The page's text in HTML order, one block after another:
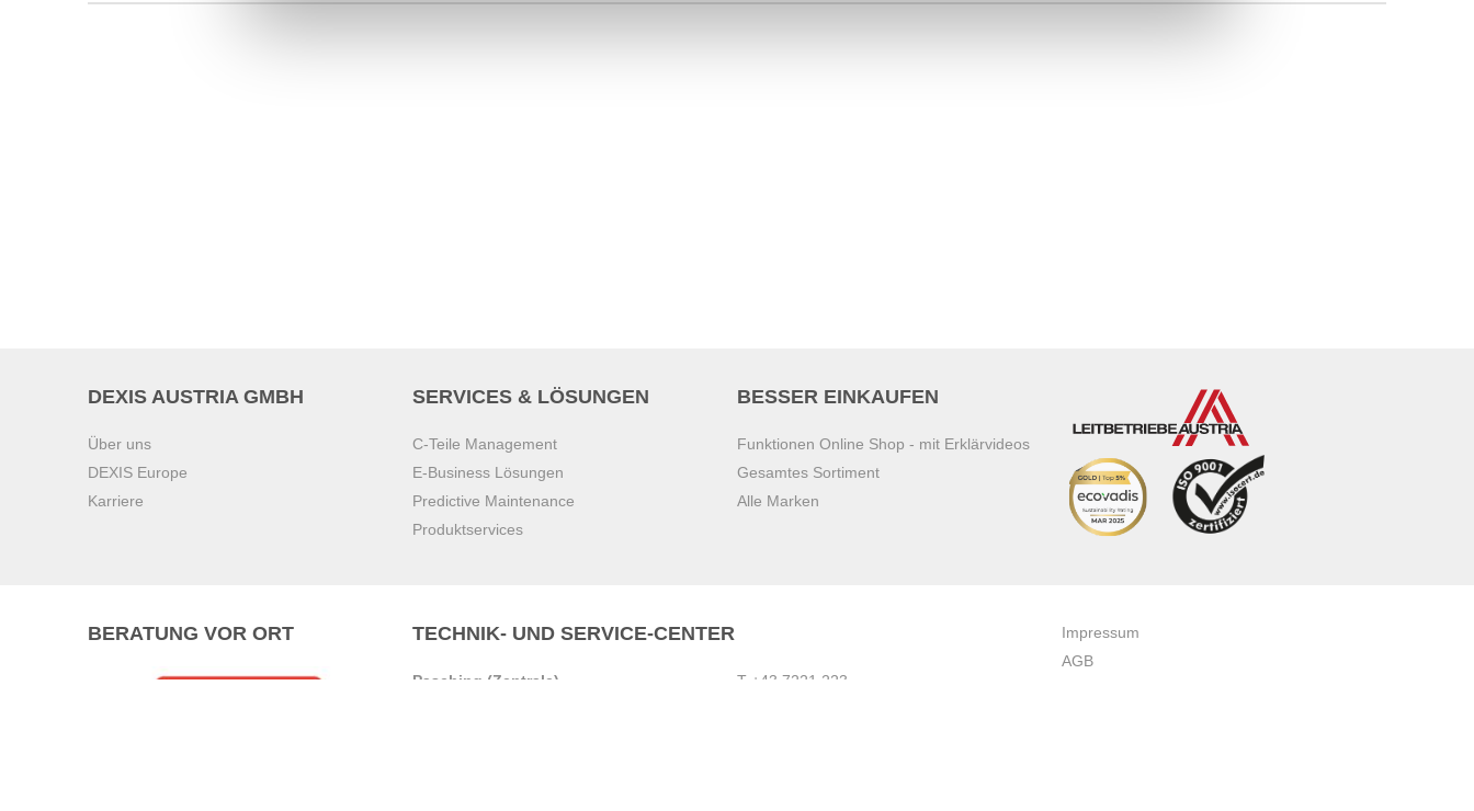
DEXIS AUSTRIA GMBH
Über uns
DEXIS Europe
Karriere
SERVICES & LÖSUNGEN
C-Teile Management
E-Business Lösungen
Predictive Maintenance
Produktservices
BESSER EINKAUFEN
Funktionen Online Shop - mit Erklärvideos
Gesamtes Sortiment
Alle Marken
BERATUNG VOR ORT TECHNIK- UND SERVICE-CENTER
Pasching (Zentrale)
T +43 7221 223
Impressum
AGB